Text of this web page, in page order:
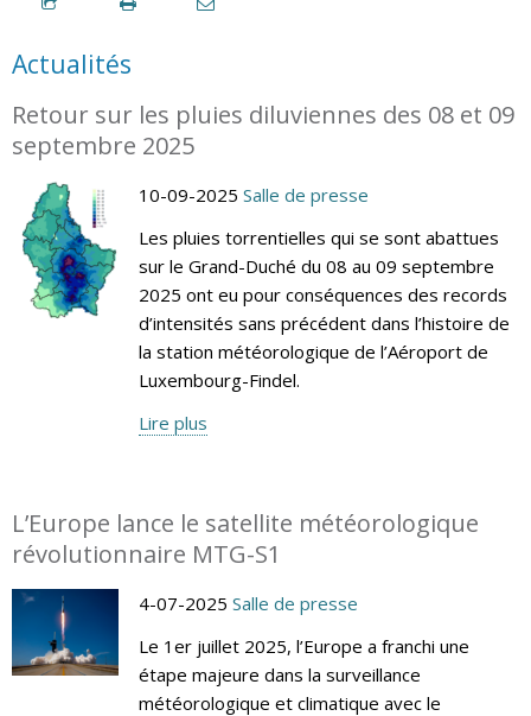
Actualités
Retour sur les pluies diluviennes des 08 et 09
septembre 2025
10-09-2025 Salle de presse
Les pluies torrentielles qui se sont abattues
sur le Grand-Duché du 08 au 09 septembre
2025 ont eu pour conséquences des records
d’intensités sans précédent dans l’histoire de
la station météorologique de l’Aéroport de
Luxembourg-Findel.
Lire plus
L’Europe lance le satellite météorologique
révolutionnaire MTG-S1
4-07-2025 Salle de presse
Le 1er juillet 2025, l’Europe a franchi une
étape majeure dans la surveillance
météorologique et climatique avec le